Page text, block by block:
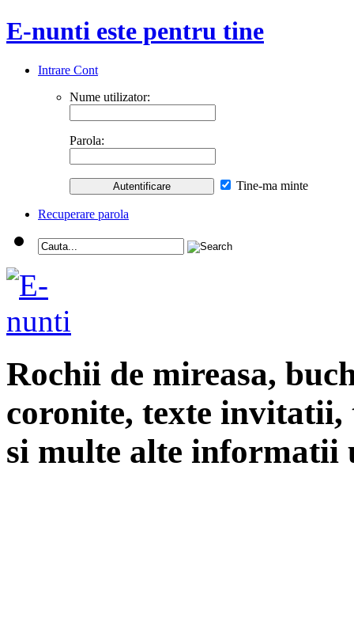
E-nunti este pentru tine
Intrare Cont
Nume utilizator:
Parola:
Tine-ma minte
Recuperare parola
Rochii de mireasa,
coronite, texte
si multe alte informatii